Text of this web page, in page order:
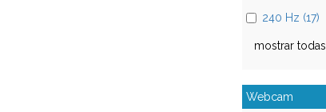
240 Hz (17)
mostrar todas
Webcam